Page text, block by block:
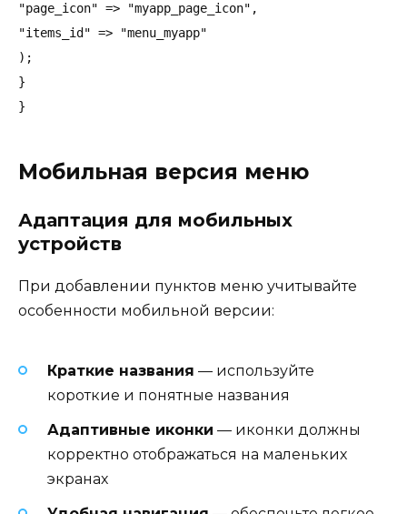
"page_icon" => "myapp_page_icon",
"items_id" => "menu_myapp"
);
}
Мобильная версия меню
Адаптация для мобильных
устройств
При добавлении пунктов меню учитывайте
особенности мобильной версии:
Краткие названия — используйте
короткие и понятные названия
Адаптивные иконки — иконки должны
корректно отображаться на маленьких
экранах